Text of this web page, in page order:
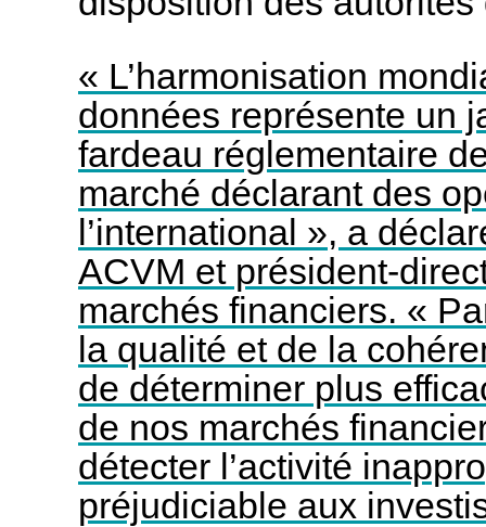
« L’harmonisation
données représente un
fardeau réglementaire
marché déclarant des
l’international », a
ACVM et président-
marchés financiers. «
la qualité et de la
de déterminer plus
de nos marchés
détecter l’activité
préjudiciable aux